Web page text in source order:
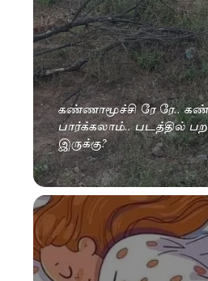
கண்ணாமூச்சி ரே ரே..
பார்க்கலாம்.. படத்தில்
இருக்கு?